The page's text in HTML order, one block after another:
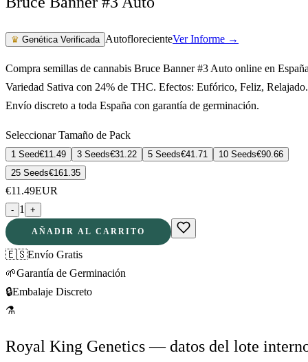
♛ Genética Verificada AutoflorecienteVer Informe →
Compra semillas de cannabis Bruce Banner #3 Auto online en
Variedad Sativa con 24% de THC. Efectos: Eufórico, Feliz, Relajado.
Envío discreto a toda España con garantía de germinación.
Seleccionar Tamaño de Pack
1 Seed€11.49 3 Seeds€31.22 5 Seeds€41.71 10 Seeds€90.66
25 Seeds€161.35
€11.49EUR
- 1 +
AÑADIR AL CARRITO
🇪🇸Envío Gratis
🌱Garantía de Germinación
🔒Embalaje Discreto
⚗
Royal King Genetics — datos del lote